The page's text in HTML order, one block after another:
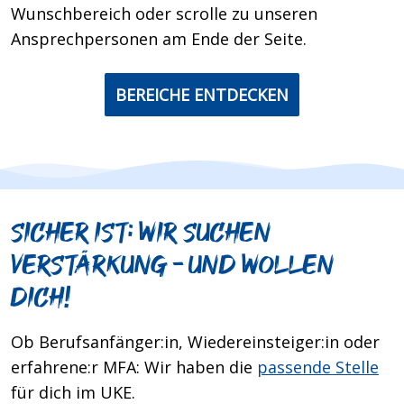
Wunschbereich oder scrolle zu unseren
Ansprechpersonen am Ende der Seite.
BEREICHE ENTDECKEN
Sicher ist: Wir suchen
Verstärkung – und wollen
dich!
Ob Berufsanfänger:in, Wiedereinsteiger:in oder
erfahrene:r MFA: Wir haben die passende Stelle
für dich im UKE.